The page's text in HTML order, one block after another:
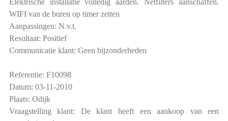
Elektrische installatie volledig aarden. Netfilters aanschaffen.
WIFI van de buren op timer zetten
Aanpassingen: N.v.t.
Resultaat: Positief
Communicatie klant: Geen bijzonderheden
Referentie: F10098
Datum: 03-11-2010
Plaats: Odijk
Vraagstelling klant: De klant heeft een aankoop van een